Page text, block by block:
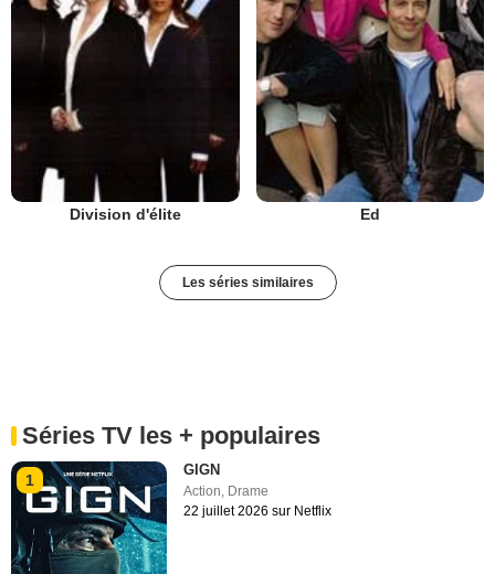
Division d'élite Ed
Les séries similaires
Séries TV les + populaires
1
GIGN
Action, Drame
22 juillet 2026 sur Netflix